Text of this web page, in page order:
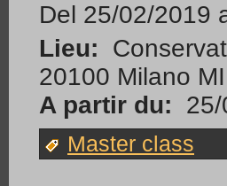
Del 25/02/2019
Lieu:
20100 Milano
A partir du:
Master class